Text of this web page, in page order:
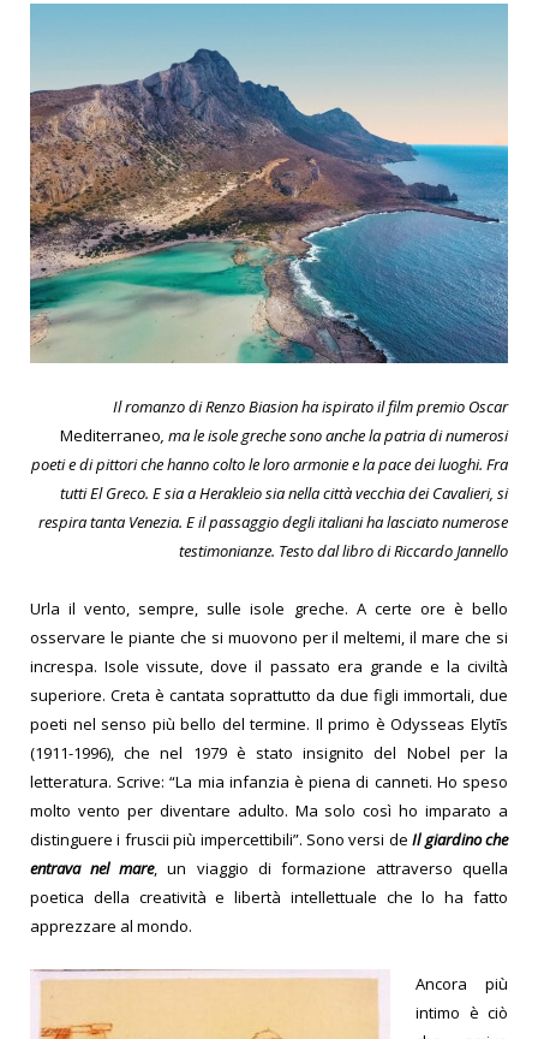
Il romanzo di Renzo Biasion ha ispirato il film premio Oscar
Mediterraneo, ma le isole greche sono anche la patria di numerosi
poeti e di pittori che hanno colto le loro armonie e la pace dei luoghi. Fra
tuttiEl Greco. E sia a Herakleio sia nella città vecchia dei Cavalieri, si
respiratanta Venezia. E il passaggio degli italiani ha lasciato numerose
testimonianze. Testo dal libro di Riccardo Jannello
Urla il vento, sempre, sulle isole greche. A certe ore è bello
osservare le piante che si muovono per il meltemi, il mare che si
increspa. Isole vissute, dove il passato era grande e la civiltà
superiore. Creta è cantata soprattutto da due figli immortali, due
poeti nel senso più bello del termine. Il primo è Odysseas Elytīs
(1911-1996), che nel 1979 è stato insignito del Nobel per la
letteratura. Scrive: “La mia infanzia è piena di canneti. Ho speso
molto vento per diventare adulto. Ma solo così ho imparato a
distinguere i fruscii più impercettibili”. Sono versi deIl giardino che
entrava nel mare, un viaggio di formazione attraverso quella
poetica della creatività e libertà intellettuale che lo ha fatto
apprezzare al mondo.
Ancora più
intimo è ciò